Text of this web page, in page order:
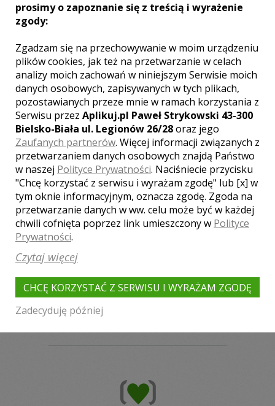
ZACHODNIOPOMORSKIE – ZOBACZ
LISTĘ SAMOCHODÓW NA WESELE Z
Szczecin Koszalin
Stargard Szczeciński Goleniów
Nowogard
Kołobrzeg
Police
Białogard
Brzesko Kamień Pomorski
Pyrzyce
Szczecinek Chojna
Choszczno Dębno Dobra Gryfice
Mielno Międzyzdroje Sławno
NAJPOPULARNIEJSZE MIASTA:
Katowice Warszawa
Kraków
Bielsko-Biała
Sosnowiec
Poznań Pszczyna Oświęcim
Dąbrowa Górnicza
Mysłowice
Zabrze
prosimy o zapoznanie się z treścią i wyrażenie
zgody:
Zgadzam się na przechowywanie w moim urządzeniu
plików cookies, jak też na przetwarzanie w celach
analizy moich zachowań w niniejszym Serwisie moich
danych osobowych, zapisywanych w tych plikach,
pozostawianych przeze mnie w ramach korzystania z
Serwisu przez Aplikuj.pl Paweł Strykowski 43-300
Bielsko-Biała ul. Legionów 26/28oraz jego
Zaufanych partnerów. Więcej informacji związanych z
przetwarzaniem danych osobowych znajdą Państwo
w naszej Polityce Prywatności. Naciśniecie przycisku
"Chcę korzystać z serwisu i wyrażam zgodę" lub [x] w
tym oknie informacyjnym, oznacza zgodę. Zgoda na
przetwarzanie danych w ww. celu może być w każdej
chwili cofnięta poprzez link umieszczony w Polityce
Prywatności.
Czytaj więcej
CHCĘ KORZYSTAĆ Z SERWISU I WYRAŻAM ZGODĘ
Zadecyduję później